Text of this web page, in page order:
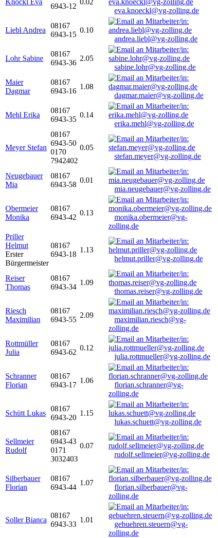
Knöckl Eva
6943-12
0.02
eva.knoeckl@vg-zolling.de
Liebl Andrea
08167
6943-15
0.10
andrea.liebl@vg-zolling.de
Lohr Sabine
08167
6943-36
2.05
sabine.lohr@vg-zolling.de
Maier
Dagmar
08167
6943-16
1.08
dagmar.maier@vg-zolling.de
Mehl Erika
08167
6943-35
0.14
erika.mehl@vg-zolling.de
Meyer Stefan
08167
6943-50
0170
7942402
0.05
stefan.meyer@vg-zolling.de
Neugebauer
Mia
08167
6943-58
0.01
mia.neugebauer@vg-zolling.de
Obermeier
Monika
08167
6943-42
0.13
monika.obermeier@vg-
zolling.de
Priller
Helmut
Erster
Bürgermeister
08167
6943-18
1.13
helmut.priller@vg-zolling.de
Reiser
Thomas
08167
6943-34
1.09
thomas.reiser@vg-zolling.de
Riesch
Maximilian
08167
6943-55
2.09
maximilian.riesch@vg-
zolling.de
Rottmüller
Julia
08167
6943-62
0.12
julia.rottmueller@vg-zolling.de
Schranner
Florian
08167
6943-17
1.06
florian.schranner@vg-
zolling.de
Schütt Lukas
08167
6943-20
1.15
lukas.schuett@vg-zolling.de
Sellmeier
Rudolf
08167
6943-43
0171
3032403
0.07
rudolf.sellmeier@vg-zolling.de
Silberbauer
Florian
08167
6943-44
1.07
florian.silberbauer@vg-
zolling.de
Soller Bianca
08167
6943-33
1.01
gebuehren.steuern@vg-
zolling.de